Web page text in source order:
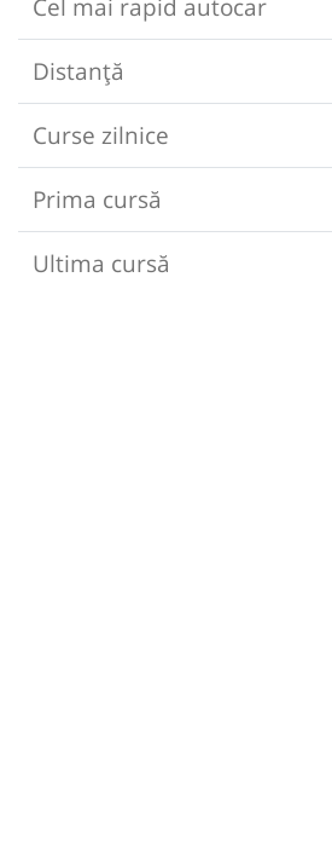
Cel mai rapid autocar
Distanță
Curse zilnice
Prima cursă
Ultima cursă